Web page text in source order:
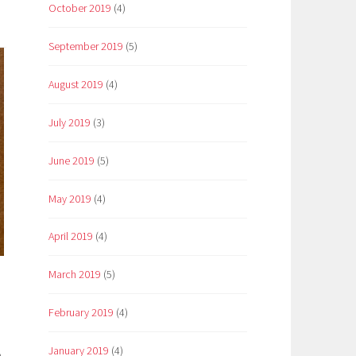
October 2019 (4)
September 2019 (5)
August 2019 (4)
July 2019 (3)
June 2019 (5)
May 2019 (4)
April 2019 (4)
March 2019 (5)
February 2019 (4)
January 2019 (4)